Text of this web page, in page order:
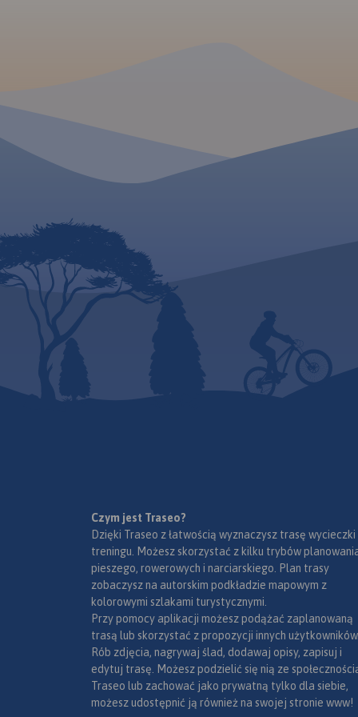
Czym jest Traseo?
Dzięki Traseo z łatwością wyznaczysz trasę wycieczki
treningu. Możesz skorzystać z kilku trybów
pieszego, rowerowych i narciarskiego. Plan trasy
zobaczysz na autorskim podkładzie mapowym z
kolorowymi szlakami turystycznymi.
Przy pomocy aplikacji możesz podążać zaplanowaną
trasą lub skorzystać z propozycji innych użytkowników.
Rób zdjęcia, nagrywaj ślad, dodawaj opisy, zapisuj i
edytuj trasę. Możesz podzielić się nią ze
Traseo lub zachować jako prywatną tylko dla siebie,
możesz udostępnić ją również na swojej stronie www!